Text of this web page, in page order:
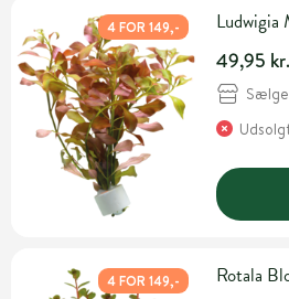
4 FOR 149,-
49,95 kr.
4 FOR 149,- Rotala